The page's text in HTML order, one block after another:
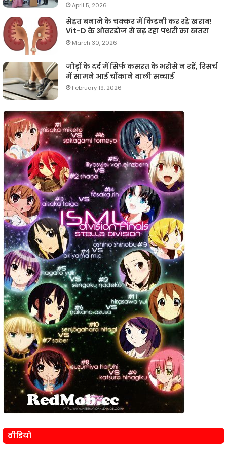
April 5, 2026
सेहत बनाने के चक्कर में किडनी कर रहे खराब!
Vit-D के ओवरडोज से बढ़ रहा पथरी का खतरा
March 30, 2026
जोड़ों के दर्द में सिर्फ कसरत के भरोसे न रहें, रिसर्च
में सामने आई चौंकाने वाली सच्चाई
February 19, 2026
वीडियो